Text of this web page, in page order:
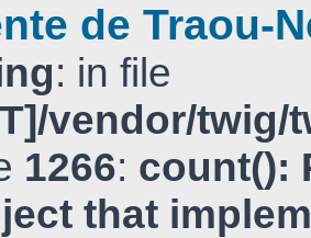
de Traou-
: in file
vendor/
1266: count():
that